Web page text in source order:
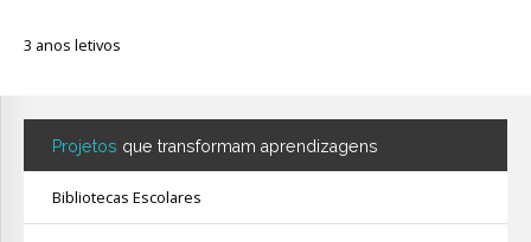
3 anos letivos
Projetos que transformam aprendizagens
Bibliotecas Escolares